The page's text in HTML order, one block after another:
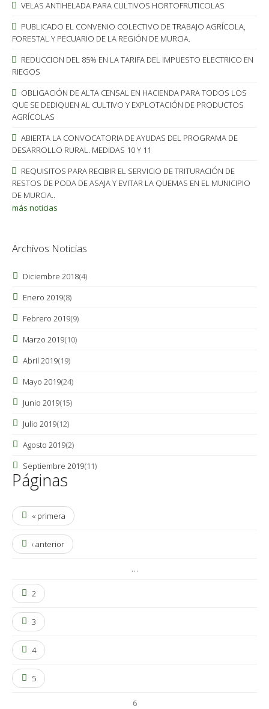
VELAS ANTIHELADA PARA CULTIVOS HORTOFRUTICOLAS
PUBLICADO EL CONVENIO COLECTIVO DE TRABAJO AGRÍCOLA,
FORESTAL Y PECUARIO DE LA REGIÓN DE MURCIA.
REDUCCION DEL 85% EN LA TARIFA DEL IMPUESTO ELECTRICO EN
RIEGOS
OBLIGACIÓN DE ALTA CENSAL EN HACIENDA PARA TODOS LOS
QUE SE DEDIQUEN AL CULTIVO Y EXPLOTACIÓN DE PRODUCTOS
AGRÍCOLAS
ABIERTA LA CONVOCATORIA DE AYUDAS DEL PROGRAMA DE
DESARROLLO RURAL. MEDIDAS 10 Y 11
REQUISITOS PARA RECIBIR EL SERVICIO DE TRITURACIÓN DE
RESTOS DE PODA DE ASAJA Y EVITAR LA QUEMAS EN EL MUNICIPIO
DE MURCIA..
más noticias
Archivos Noticias
Diciembre 2018(4)
Enero 2019(8)
Febrero 2019(9)
Marzo 2019(10)
Abril 2019(19)
Mayo 2019(24)
Junio 2019(15)
Julio 2019(12)
Agosto 2019(2)
Septiembre 2019(11)
Páginas
« primera
‹ anterior
…
2
3
4
5
6